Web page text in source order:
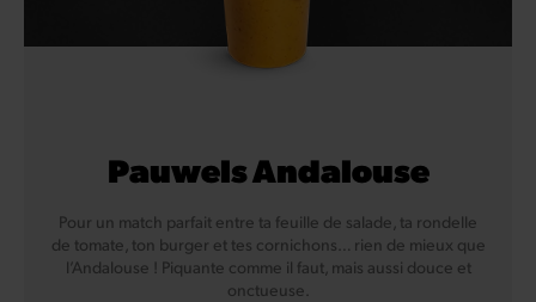
Pauwels Andalouse
Pour un match parfait entre ta feuille de salade, ta rondelle
de tomate, ton burger et tes cornichons… rien de mieux que
l’Andalouse ! Piquante comme il faut, mais aussi douce et
onctueuse.